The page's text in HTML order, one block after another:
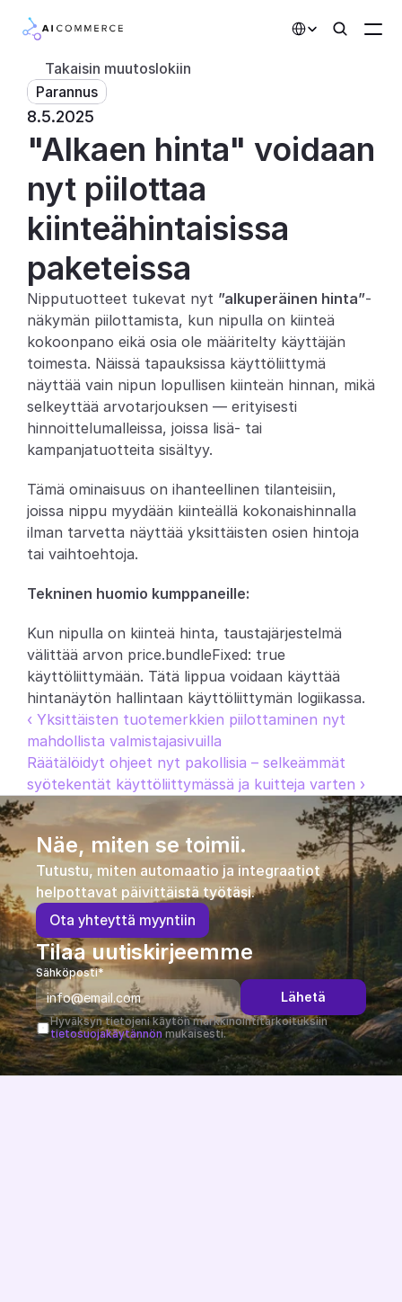
AI-toiminnot
Kumppanit
Hinnoittelu
Kehittäjille
Ratkaisut
Integraatiot
Blogi
Partners
Tekoälyominaisuudet
Muutosloki
Kehittäjille
Tietoa
Select Language
Varaa demo
Takaisin muutoslokiin
Parannus
8.5.2025
"Alkaen hinta" voidaan
nyt piilottaa
kiinteähintaisissa
paketeissa
Nipputuotteet tukevat nyt ”alkuperäinen hinta”-
näkymän piilottamista, kun nipulla on kiinteä
kokoonpano eikä osia ole määritelty käyttäjän
toimesta. Näissä tapauksissa käyttöliittymä
näyttää vain nipun lopullisen kiinteän hinnan, mikä
selkeyttää arvotarjouksen — erityisesti
hinnoittelumalleissa, joissa lisä- tai
kampanjatuotteita sisältyy.
Tämä ominaisuus on ihanteellinen tilanteisiin,
joissa nippu myydään kiinteällä kokonaishinnalla
ilman tarvetta näyttää yksittäisten osien hintoja
tai vaihtoehtoja.
Tekninen huomio kumppaneille:
Kun nipulla on kiinteä hinta, taustajärjestelmä
välittää arvon price.bundleFixed: true
käyttöliittymään. Tätä lippua voidaan käyttää
hintanäytön hallintaan käyttöliittymän logiikassa.
‹ Yksittäisten tuotemerkkien piilottaminen nyt
mahdollista valmistajasivuilla
Räätälöidyt ohjeet nyt pakollisia – selkeämmät
syötekentät käyttöliittymässä ja kuitteja varten ›
Näe, miten se toimii.
Tutustu, miten automaatio ja integraatiot
helpottavat päivittäistä työtäsi.
Ota yhteyttä myyntiin
Tilaa uutiskirjeemme
Sähköposti*
Lähetä
Hyväksyn tietojeni käytön markkinointitarkoituksiin
tietosuojakäytännön mukaisesti.